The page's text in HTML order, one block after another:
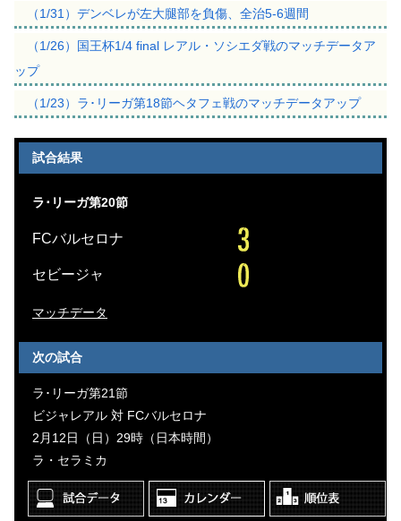
（1/31）デンベレが左大腿部を負傷、全治5-6週間
（1/26）国王杯1/4 final レアル・ソシエダ戦のマッチデータア
ップ
（1/23）ラ･リーガ第18節ヘタフェ戦のマッチデータアップ
試合結果
ラ･リーガ第20節
FCバルセロナ
セビージャ
マッチデータ
次の試合
ラ･リーガ第21節
ビジャレアル 対 FCバルセロナ
2月12日（日）29時（日本時間）
ラ・セラミカ